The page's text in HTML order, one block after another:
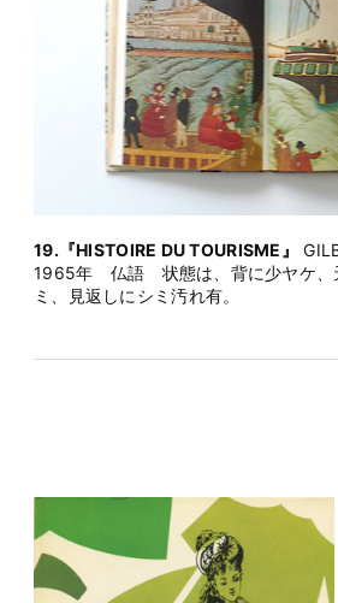
19.『HISTOIRE DU TOURISME』
1965年 仏語 状態は、背に少ヤケ、
ミ、見返しにシミ汚れ有。